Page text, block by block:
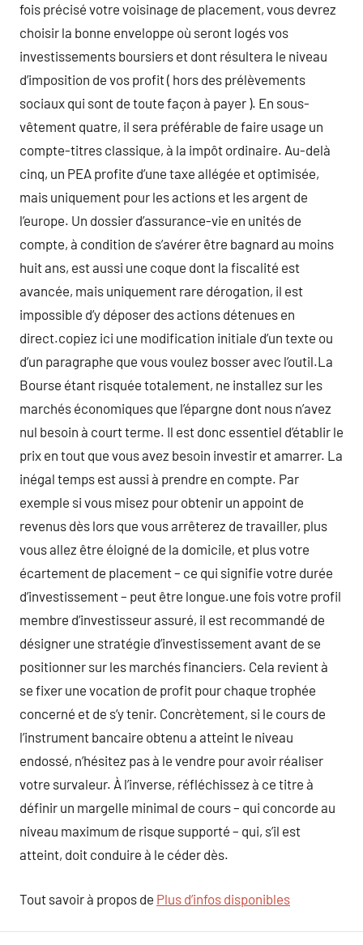
fois précisé votre voisinage de placement, vous devrez
choisir la bonne enveloppe où seront logés vos
investissements boursiers et dont résultera le niveau
d’imposition de vos profit ( hors des prélèvements
sociaux qui sont de toute façon à payer ). En sous-
vêtement quatre, il sera préférable de faire usage un
compte-titres classique, à la impôt ordinaire. Au-delà
cinq, un PEA profite d’une taxe allégée et optimisée,
mais uniquement pour les actions et les argent de
l’europe. Un dossier d’assurance-vie en unités de
compte, à condition de s’avérer être bagnard au moins
huit ans, est aussi une coque dont la fiscalité est
avancée, mais uniquement rare dérogation, il est
impossible d’y déposer des actions détenues en
direct.copiez ici une modification initiale d’un texte ou
d’un paragraphe que vous voulez bosser avec l’outil.La
Bourse étant risquée totalement, ne installez sur les
marchés économiques que l’épargne dont nous n’avez
nul besoin à court terme. Il est donc essentiel d’établir le
prix en tout que vous avez besoin investir et amarrer. La
inégal temps est aussi à prendre en compte. Par
exemple si vous misez pour obtenir un appoint de
revenus dès lors que vous arrêterez de travailler, plus
vous allez être éloigné de la domicile, et plus votre
écartement de placement – ce qui signifie votre durée
d’investissement – peut être longue.une fois votre profil
membre d’investisseur assuré, il est recommandé de
désigner une stratégie d’investissement avant de se
positionner sur les marchés financiers. Cela revient à
se fixer une vocation de profit pour chaque trophée
concerné et de s’y tenir. Concrètement, si le cours de
l’instrument bancaire obtenu a atteint le niveau
endossé, n’hésitez pas à le vendre pour avoir réaliser
votre survaleur. À l’inverse, réfléchissez à ce titre à
définir un margelle minimal de cours – qui concorde au
niveau maximum de risque supporté – qui, s’il est
atteint, doit conduire à le céder dès.
Tout savoir à propos de Plus d’infos disponibles